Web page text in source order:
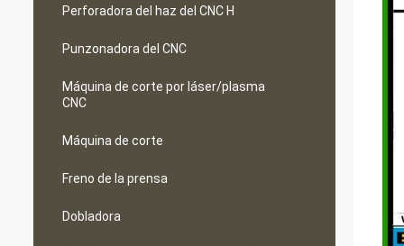
Perforadora del haz del CNC H
Punzonadora del CNC
Máquina de corte por láser/plasma
CNC
Máquina de corte
Freno de la prensa
Dobladora